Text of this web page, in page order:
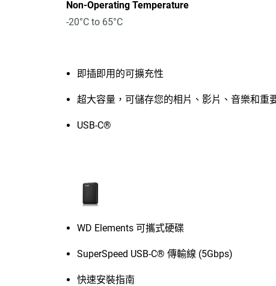
Non-Operating Temperature
-20°C to 65°C
即插即用的可擴充性
超大容量，可儲存您的相片、影片、音樂和重
USB-C®
WD Elements 可攜式硬碟
SuperSpeed USB-C® 傳輸線 (5Gbps)
快速安裝指南